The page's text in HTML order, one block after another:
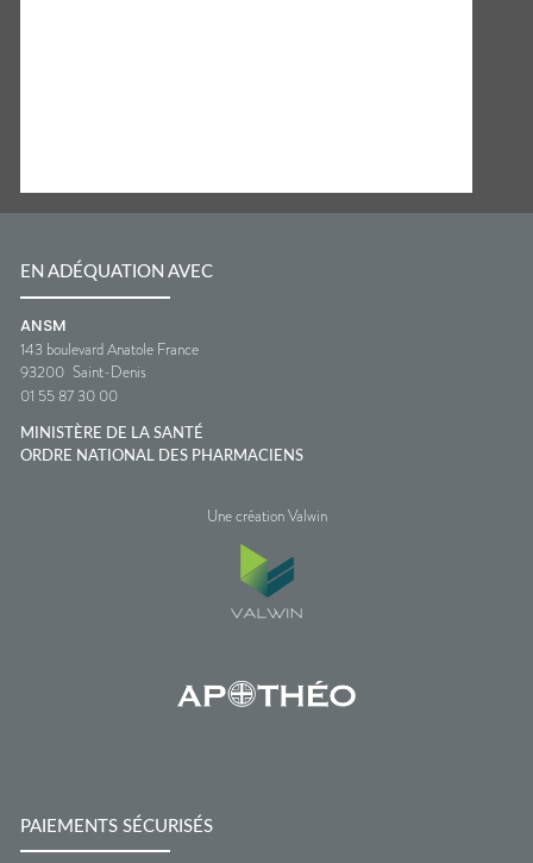
EN ADÉQUATION AVEC
ANSM
143 boulevard Anatole France
93200 Saint-Denis
01 55 87 30 00
MINISTÈRE DE LA SANTÉ
ORDRE NATIONAL DES PHARMACIENS
Une création Valwin
PAIEMENTS SÉCURISÉS